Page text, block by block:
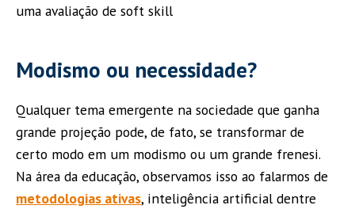
uma avaliação de soft skill
Modismo ou necessidade?
Qualquer tema emergente na sociedade que ganha
grande projeção pode, de fato, se transformar de
certo modo em um modismo ou um grande frenesi.
Na área da educação, observamos isso ao falarmos de
metodologias ativas, inteligência artificial dentre